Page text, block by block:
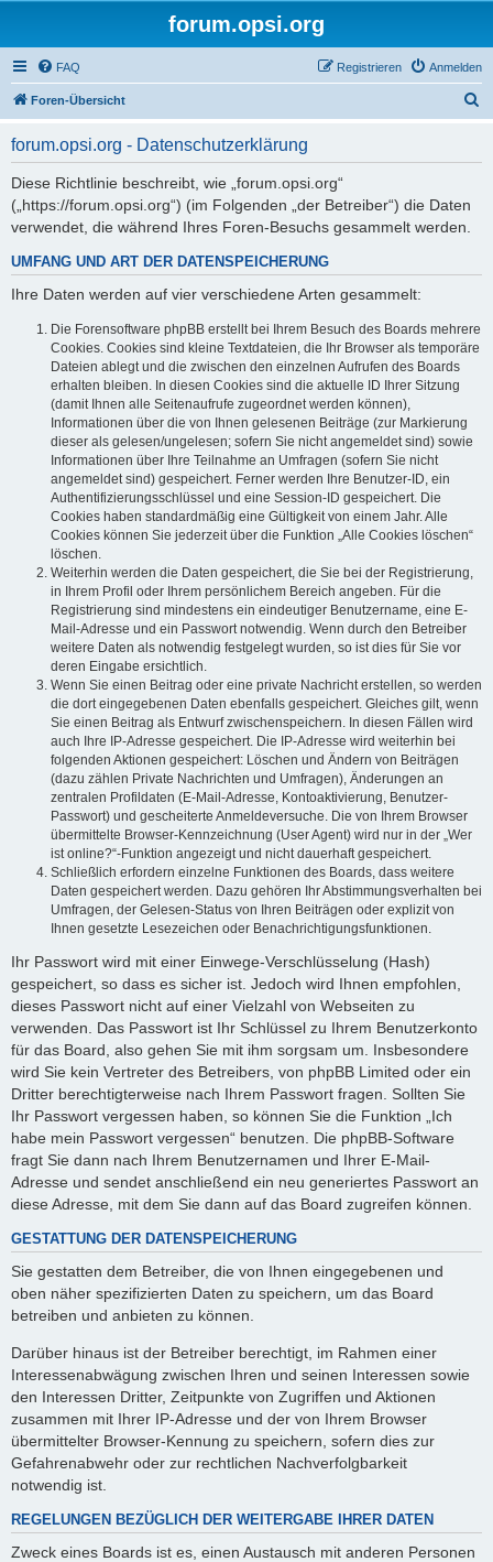
forum.opsi.org
FAQ Anmelden
Registrieren
Foren-Übersicht
forum.opsi.org - Datenschutzerklärung
Diese Richtlinie beschreibt, wie „forum.opsi.org“
(„https://forum.opsi.org“) (im Folgenden „der Betreiber“) die Daten
verwendet, die während Ihres Foren-Besuchs gesammelt werden.
UMFANG UND ART DER DATENSPEICHERUNG
Ihre Daten werden auf vier verschiedene Arten gesammelt:
Die Forensoftware phpBB erstellt bei Ihrem Besuch des Boards mehrere
Cookies. Cookies sind kleine Textdateien, die Ihr Browser als temporäre
Dateien ablegt und die zwischen den einzelnen Aufrufen des Boards
erhalten bleiben. In diesen Cookies sind die aktuelle ID Ihrer Sitzung
(damit Ihnen alle Seitenaufrufe zugeordnet werden können),
Informationen über die von Ihnen gelesenen Beiträge (zur Markierung
dieser als gelesen/ungelesen; sofern Sie nicht angemeldet sind) sowie
Informationen über Ihre Teilnahme an Umfragen (sofern Sie nicht
angemeldet sind) gespeichert. Ferner werden Ihre Benutzer-ID, ein
Authentifizierungsschlüssel und eine Session-ID gespeichert. Die
Cookies haben standardmäßig eine Gültigkeit von einem Jahr. Alle
Cookies können Sie jederzeit über die Funktion „Alle Cookies löschen“
löschen.
Weiterhin werden die Daten gespeichert, die Sie bei der Registrierung,
in Ihrem Profil oder Ihrem persönlichem Bereich angeben. Für die
Registrierung sind mindestens ein eindeutiger Benutzername, eine E-
Mail-Adresse und ein Passwort notwendig. Wenn durch den Betreiber
weitere Daten als notwendig festgelegt wurden, so ist dies für Sie vor
deren Eingabe ersichtlich.
Wenn Sie einen Beitrag oder eine private Nachricht erstellen, so werden
die dort eingegebenen Daten ebenfalls gespeichert. Gleiches gilt, wenn
Sie einen Beitrag als Entwurf zwischenspeichern. In diesen Fällen wird
auch Ihre IP-Adresse gespeichert. Die IP-Adresse wird weiterhin bei
folgenden Aktionen gespeichert: Löschen und Ändern von Beiträgen
(dazu zählen Private Nachrichten und Umfragen), Änderungen an
zentralen Profildaten (E-Mail-Adresse, Kontoaktivierung, Benutzer-
Passwort) und gescheiterte Anmeldeversuche. Die von Ihrem Browser
übermittelte Browser-Kennzeichnung (User Agent) wird nur in der „Wer
ist online?“-Funktion angezeigt und nicht dauerhaft gespeichert.
Schließlich erfordern einzelne Funktionen des Boards, dass weitere
Daten gespeichert werden. Dazu gehören Ihr Abstimmungsverhalten bei
Umfragen, der Gelesen-Status von Ihren Beiträgen oder explizit von
Ihnen gesetzte Lesezeichen oder Benachrichtigungsfunktionen.
Ihr Passwort wird mit einer Einwege-Verschlüsselung (Hash)
gespeichert, so dass es sicher ist. Jedoch wird Ihnen empfohlen,
dieses Passwort nicht auf einer Vielzahl von Webseiten zu
verwenden. Das Passwort ist Ihr Schlüssel zu Ihrem Benutzerkonto
für das Board, also gehen Sie mit ihm sorgsam um. Insbesondere
wird Sie kein Vertreter des Betreibers, von phpBB Limited oder ein
Dritter berechtigterweise nach Ihrem Passwort fragen. Sollten Sie
Ihr Passwort vergessen haben, so können Sie die Funktion „Ich
habe mein Passwort vergessen“ benutzen. Die phpBB-Software
fragt Sie dann nach Ihrem Benutzernamen und Ihrer E-Mail-
Adresse und sendet anschließend ein neu generiertes Passwort an
diese Adresse, mit dem Sie dann auf das Board zugreifen können.
GESTATTUNG DER DATENSPEICHERUNG
Sie gestatten dem Betreiber, die von Ihnen eingegebenen und
oben näher spezifizierten Daten zu speichern, um das Board
betreiben und anbieten zu können.
Darüber hinaus ist der Betreiber berechtigt, im Rahmen einer
Interessenabwägung zwischen Ihren und seinen Interessen sowie
den Interessen Dritter, Zeitpunkte von Zugriffen und Aktionen
zusammen mit Ihrer IP-Adresse und der von Ihrem Browser
übermittelter Browser-Kennung zu speichern, sofern dies zur
Gefahrenabwehr oder zur rechtlichen Nachverfolgbarkeit
notwendig ist.
REGELUNGEN BEZÜGLICH DER WEITERGABE IHRER DATEN
Zweck eines Boards ist es, einen Austausch mit anderen Personen